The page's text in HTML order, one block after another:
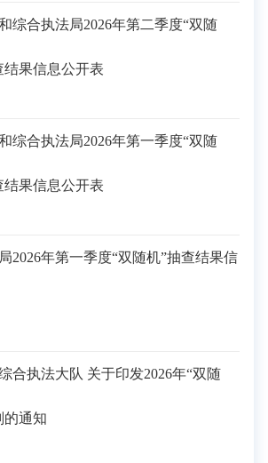
综合执法局2026年第二季度“双随
结果信息公开表
综合执法局2026年第一季度“双随
结果信息公开表
2026年第一季度“双随机”抽查结果信
合执法大队 关于印发2026年“双随
的通知